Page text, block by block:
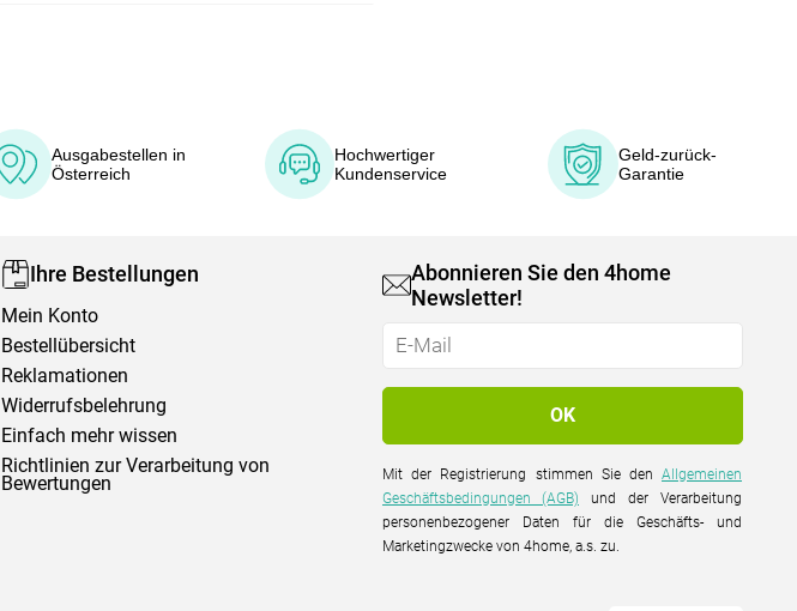
Ausgabestellen in
Österreich
Hochwertiger
Kundenservice
Geld-zurück-
Garantie
Ihre Bestellungen
Mein Konto
Bestellübersicht
Reklamationen
Widerrufsbelehrung
Einfach mehr wissen
Richtlinien zur Verarbeitung von
Bewertungen
Abonnieren Sie den 4home
Newsletter!
Mit der Registrierung stimmen Sie denAllgemeinen
Geschäftsbedingungen (AGB) und der Verarbeitung
personenbezogener Daten für die Geschäfts- und
Marketingzwecke von 4home, a.s. zu.